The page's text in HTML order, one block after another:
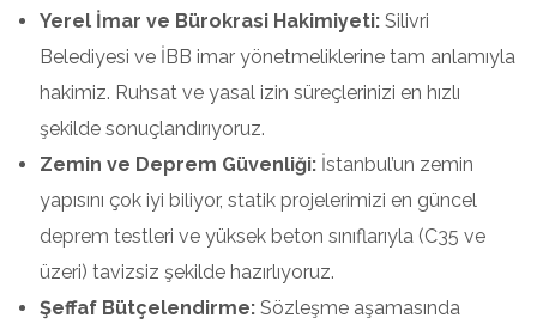
Yerel İmar ve Bürokrasi Hakimiyeti: Silivri
Belediyesi ve İBB imar yönetmeliklerine tam anlamıyla
hakimiz. Ruhsat ve yasal izin süreçlerinizi en hızlı
şekilde sonuçlandırıyoruz.
Zemin ve Deprem Güvenliği: İstanbul’un zemin
yapısını çok iyi biliyor, statik projelerimizi en güncel
deprem testleri ve yüksek beton sınıflarıyla (C35 ve
üzeri) tavizsiz şekilde hazırlıyoruz.
Şeffaf Bütçelendirme: Sözleşme aşamasında